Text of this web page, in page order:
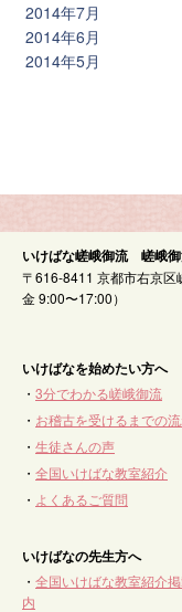
2014年7月
2014年6月
2014年5月
いけばな嵯峨御流 嵯峨
〒616-8411 京都市右京
金 9:00〜17:00）
いけばなを始めたい方へ
・ 3分でわかる嵯峨御流
・ お稽古を受けるまでの
・ 生徒さんの声
・ 全国いけばな教室紹介
・ よくあるご質問
いけばなの先生方へ
・ 全国いけばな教室紹介
内